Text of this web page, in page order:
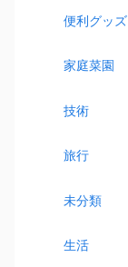
便利グッズ
家庭菜園
技術
旅行
未分類
生活